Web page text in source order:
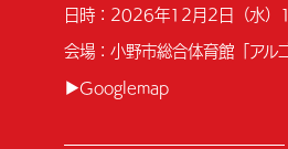
日時：2026年12月2日（水
会場：小野市総合体育館「アルゴ
▶Googlemap